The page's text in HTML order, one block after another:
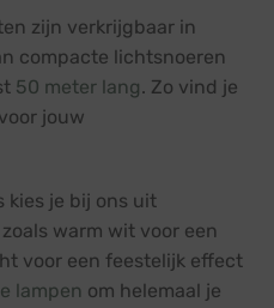
zijn verkrijgbaar in
compacte lichtsnoeren
50 meter lang. Zo vind je
jouw
kies je bij ons uit
warm wit voor een
voor een feestelijk effect
lampen om helemaal je